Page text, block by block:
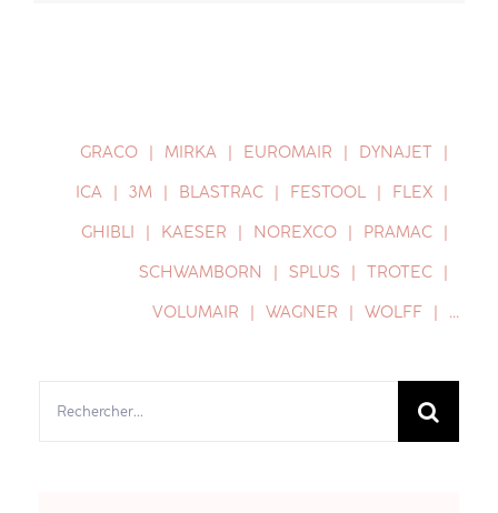
GRACO MIRKA EUROMAIR
DYNAJET
ICA
3M BLASTRAC FESTOOL
FLEX
GHIBLI
KAESER NOREXCO
PRAMAC
SCHWAMBORN
SPLUS
TROTEC
VOLUMAIR
WAGNER WOLFF …